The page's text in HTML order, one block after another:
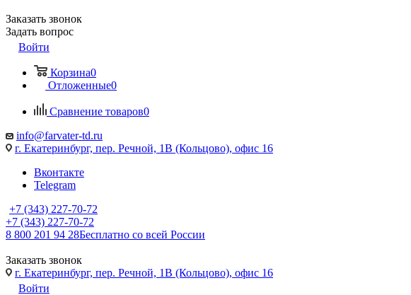
Заказать звонок
Задать вопрос
Войти
Корзина0
Отложенные0
Сравнение товаров0
info@farvater-td.ru
г. Екатеринбург, пер. Речной, 1В (Кольцово), офис 16
Вконтакте
Telegram
+7 (343) 227-70-72
+7 (343) 227-70-72
8 800 201 94 28Бесплатно со всей России
Заказать звонок
г. Екатеринбург, пер. Речной, 1В (Кольцово), офис 16
Войти